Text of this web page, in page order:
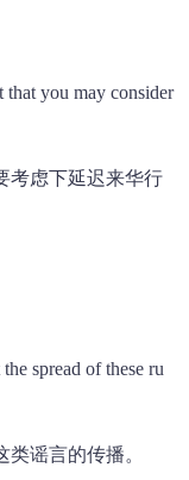
you may consider
虑下延迟来华行
spread of these ru
谣言的传播。